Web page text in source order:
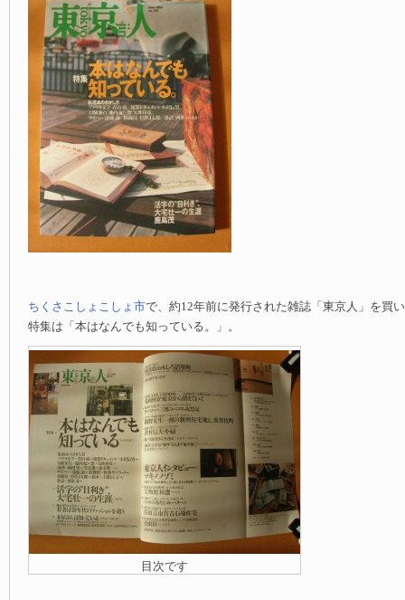
ちくさこしょこしょ市で、約12年前に発行された雑誌「東京人」を買
特集は「本はなんでも知っている。」。
目次です